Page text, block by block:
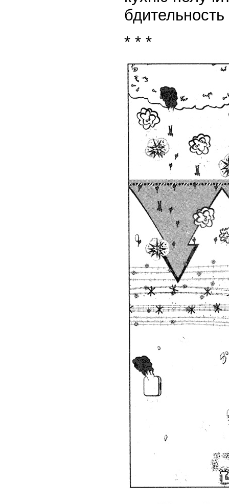
* * *